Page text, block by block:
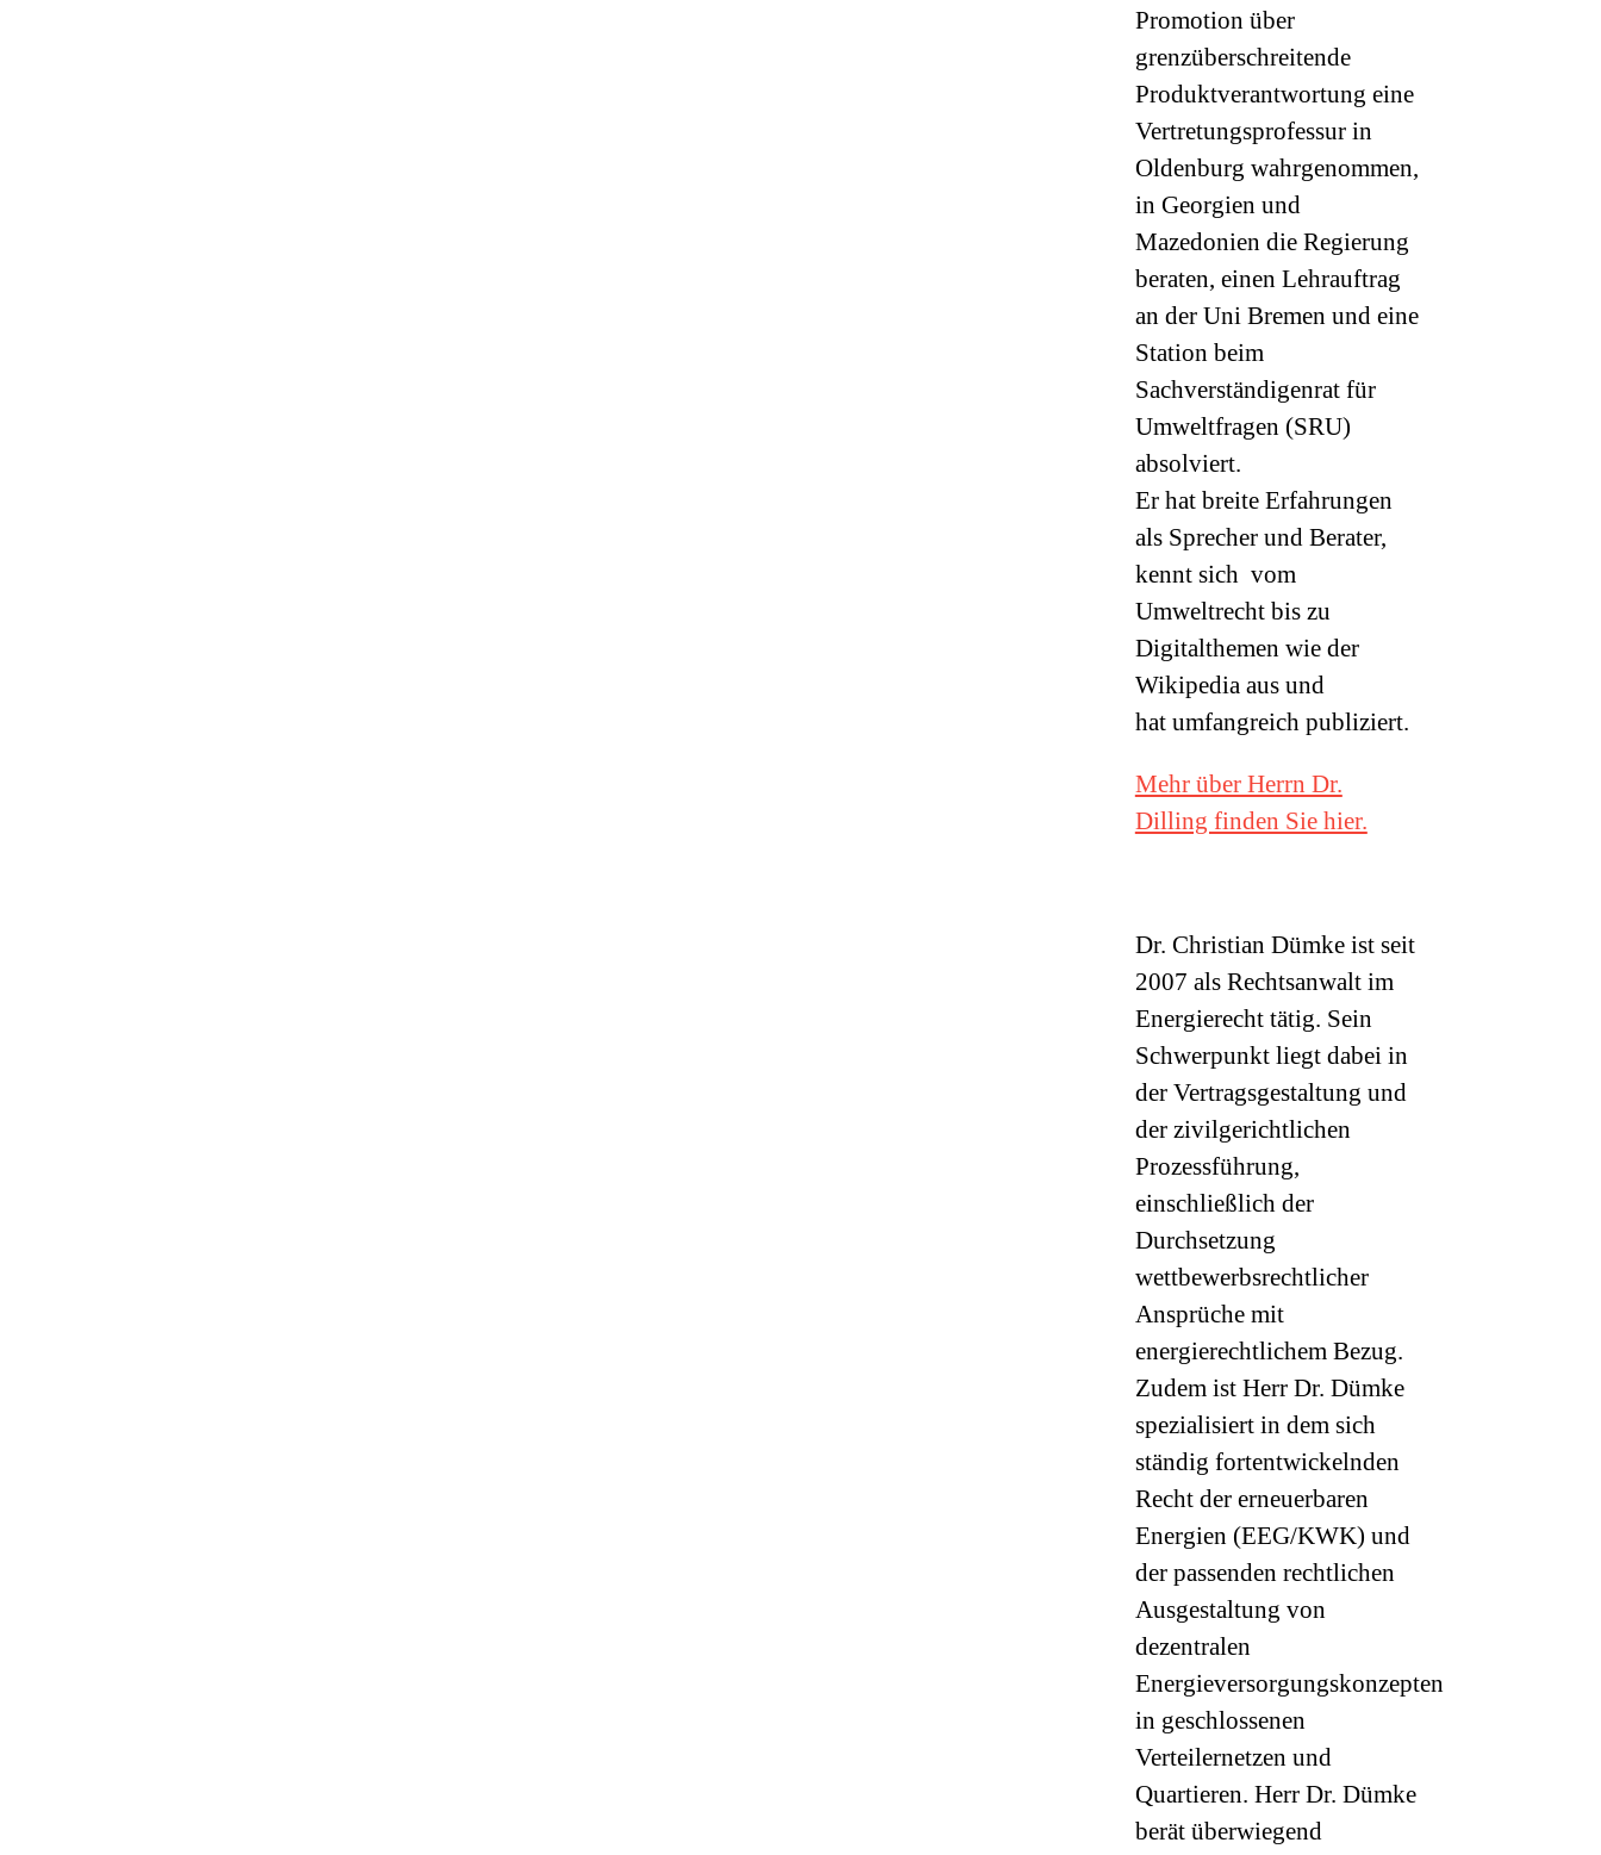
Promotion über
grenzüberschreitende
Produktverantwortung eine
Vertretungsprofessur in
Oldenburg wahrgenommen,
in Georgien und
Mazedonien die Regierung
beraten, einen Lehrauftrag
an der Uni Bremen und eine
Station beim
Sachverständigenrat für
Umweltfragen (SRU)
absolviert.
Er hat breite Erfahrungen
als Sprecher und Berater,
kennt sich vom
Umweltrecht bis zu
Digitalthemen wie der
Wikipedia aus und
hat umfangreich publiziert.
Mehr über Herrn Dr.
Dilling finden Sie hier.
Dr. Christian Dümke ist seit
2007 als Rechtsanwalt im
Energierecht tätig. Sein
Schwerpunkt liegt dabei in
der Vertragsgestaltung und
der zivilgerichtlichen
Prozessführung,
einschließlich der
Durchsetzung
wettbewerbsrechtlicher
Ansprüche mit
energierechtlichem Bezug.
Zudem ist Herr Dr. Dümke
spezialisiert in dem sich
ständig fortentwickelnden
Recht der erneuerbaren
Energien (EEG/KWK) und
der passenden rechtlichen
Ausgestaltung von
dezentralen
Energieversorgungskonzepten
in geschlossenen
Verteilernetzen und
Quartieren. Herr Dr. Dümke
berät überwiegend